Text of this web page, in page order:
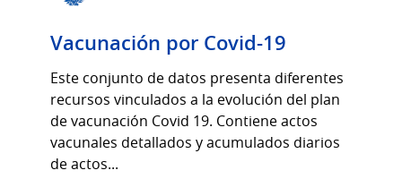
Vacunación por Covid-19
Este conjunto de datos presenta diferentes
recursos vinculados a la evolución del plan
de vacunación Covid 19. Contiene actos
vacunales detallados y acumulados diarios
de actos...